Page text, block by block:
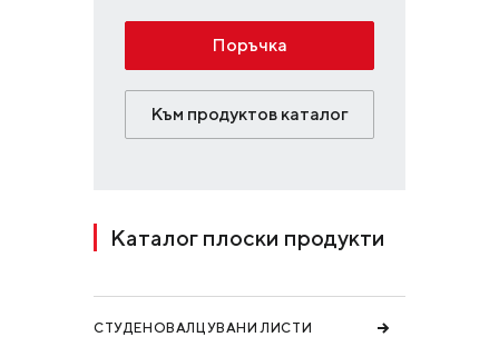
Поръчка
Към продуктов каталог
Каталог плоски продукти
СТУДЕНОВАЛЦУВАНИ ЛИСТИ